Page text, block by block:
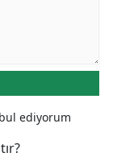
ediyorum